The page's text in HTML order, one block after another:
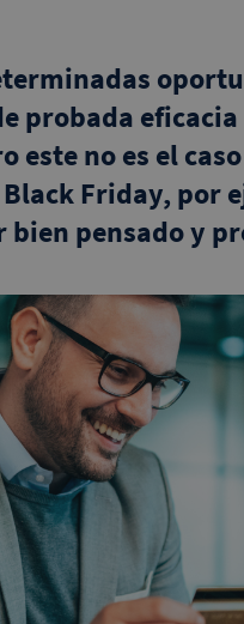
probada
este no es el
Friday, por
bien pensado y